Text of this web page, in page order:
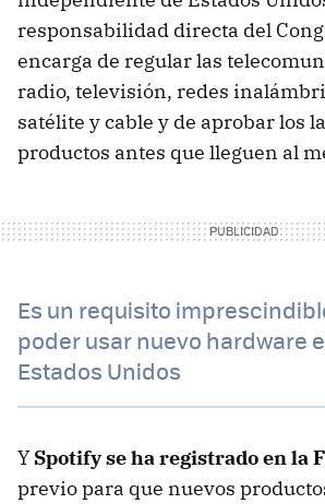
responsabilidad directa del
encarga de regular las
radio, televisión, redes
satélite y cable y de aprobar los
productos antes que lleguen al
Es un requisito
poder usar nuevo hardware
Estados Unidos
Y Spotify se ha registrado en la
previo para que nuevos